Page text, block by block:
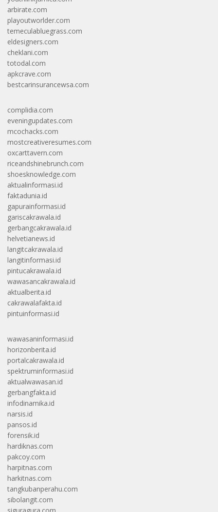
arbirate.com
playoutworlder.com
temeculabluegrass.com
eldesigners.com
cheklani.com
totodal.com
apkcrave.com
bestcarinsurancewsa.com
complidia.com
eveningupdates.com
mcochacks.com
mostcreativeresumes.com
oxcarttavern.com
riceandshinebrunch.com
shoesknowledge.com
aktualinformasi.id
faktadunia.id
gapurainformasi.id
gariscakrawala.id
gerbangcakrawala.id
helvetianews.id
langitcakrawala.id
langitinformasi.id
pintucakrawala.id
wawasancakrawala.id
aktualberita.id
cakrawalafakta.id
pintuinformasi.id
wawasaninformasi.id
horizonberita.id
portalcakrawala.id
spektruminformasi.id
aktualwawasan.id
gerbangfakta.id
infodinamika.id
narsis.id
pansos.id
forensik.id
hardiknas.com
pakcoy.com
harpitnas.com
harkitnas.com
tangkubanperahu.com
sibolangit.com